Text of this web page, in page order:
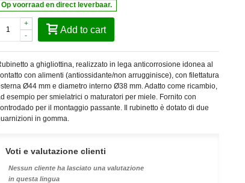
Op voorraad en direct leverbaar.
-
+
Add to cart
a ghigliottina, realizzato in lega anticorrosione idonea al
con alimenti (antiossidante/non arrugginisce), con filettatura
Ø44 mm e diametro interno Ø38 mm. Adatto come ricambio,
esempio per smielatrici o maturatori per miele. Fornito con
per il montaggio passante. Il rubinetto è dotato di due
in gomma.
Voti e valutazione clienti
Nessun cliente ha lasciato una valutazione
in questa lingua